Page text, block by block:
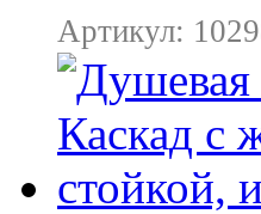
Артикул: